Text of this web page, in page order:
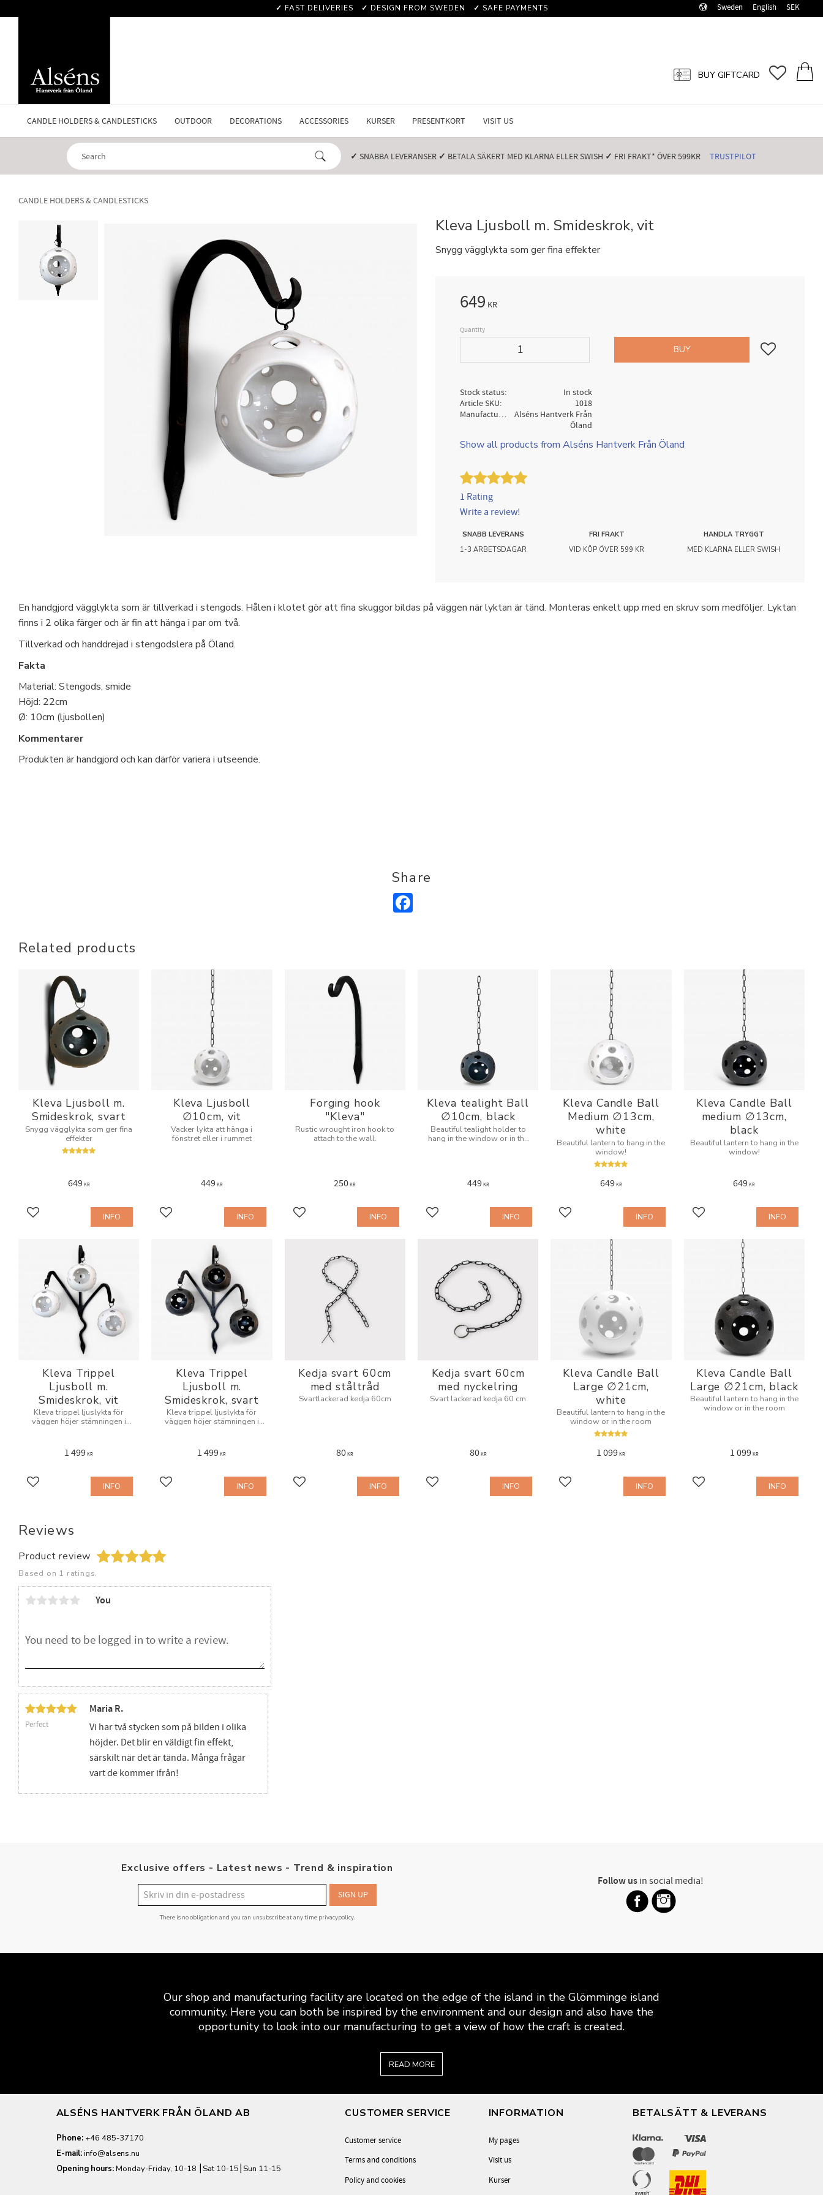
✓ FAST DELIVERIES ✓ DESIGN FROM SWEDEN ✓ SAFE PAYMENTS Sweden English SEK
CANDLE HOLDERS & CANDLESTICKS OUTDOOR DECORATIONS ACCESSORIES KURSER PRESENTKORT VISIT US
BUY GIFTCARD
✓ SNABBA LEVERANSER️ ✓ BETALA SÄKERT MED KLARNA ELLER SWISH️ ✓ FRI FRAKT* ÖVER 599KR️ TRUSTPILOT
CANDLE HOLDERS & CANDLESTICKS
Kleva Ljusboll m. Smideskrok, vit
Snygg vägglykta som ger fina effekter
649 KR
Quantity
BUY Add to favorites
Stock status
In stock
Article SKU
1018
Manufacturer
Alséns Hantverk Från
Öland
Show all products from Alséns Hantverk Från Öland
1 Rating
Write a review!
SNABB LEVERANS
1-3 ARBETSDAGAR
FRI FRAKT
VID KÖP ÖVER 599 KR
HANDLA TRYGGT
MED KLARNA ELLER SWISH
En handgjord vägglykta som är tillverkad i stengods. Hålen i klotet gör att fina skuggor bildas på väggen när lyktan är tänd. Monteras enkelt upp med en skruv som medföljer. Lyktan
finns i 2 olika färger och är fin att hänga i par om två.
Tillverkad och handdrejad i stengodslera på Öland.
Fakta
Material: Stengods, smide
Höjd: 22cm
Ø: 10cm (ljusbollen)
Kommentarer
Produkten är handgjord och kan därför variera i utseende.
Share
Reviews
Product review
Based on 1 ratings.
You
Perfect
Maria R.
Vi har två stycken som på bilden i olika
höjder. Det blir en väldigt fin effekt,
särskilt när det är tända. Många frågar
vart de kommer ifrån!
Related products
Kleva Ljusboll m.
Smideskrok, svart
Snygg vägglykta som ger fina
effekter
649KR
Add to favorites INFO
Kleva Ljusboll
∅10cm, vit
Vacker lykta att hänga i
fönstret eller i rummet
449KR
Add to favorites INFO
Forging hook
"Kleva"
Rustic wrought iron hook to
attach to the wall.
250KR
Add to favorites INFO
Kleva tealight Ball
∅10cm, black
Beautiful tealight holder to
hang in the window or in the
449KR
Add to favorites INFO
Kleva Candle Ball
Medium ∅13cm,
white
Beautiful lantern to hang in the
window!
649KR
Add to favorites INFO
Kleva Candle Ball
medium ∅13cm,
black
Beautiful lantern to hang in the
window!
649KR
Add to favorites INFO
Kleva Trippel
Ljusboll m.
Smideskrok, vit
Kleva trippel ljuslykta för
väggen höjer stämningen i
1 499KR
Add to favorites INFO
Kleva Trippel
Ljusboll m.
Smideskrok, svart
Kleva trippel ljuslykta för
väggen höjer stämningen i
1 499KR
Add to favorites INFO
Kedja svart 60cm
med ståltråd
Svartlackerad kedja 60cm
80KR
Add to favorites INFO
Kedja svart 60cm
med nyckelring
Svart lackerad kedja 60 cm
80KR
Add to favorites INFO
Kleva Candle Ball
Large ∅21cm,
white
Beautiful lantern to hang in the
window or in the room
1 099KR
Add to favorites INFO
Kleva Candle Ball
Large ∅21cm, black
Beautiful lantern to hang in the
window or in the room
1 099KR
Add to favorites INFO
Exclusive offers - Latest news - Trend & inspiration
SIGN UP
There is no obligation and you can unsubscribe at any time privacypolicy.
Follow usin social media!
Our shop and manufacturing facility are located on the edge of the island in the Glömminge island
community. Here you can both be inspired by the environment and our design and also have the
opportunity to look into our manufacturing to get a view of how the craft is created.
READ MORE
ALSÉNS HANTVERK FRÅN ÖLAND AB
Phone:+46 485-37170
E-mail:info@alsens.nu
Opening hours:Monday-Friday, 10-18 ⎮Sat 10-15⎮Sun 11-15
CUSTOMER SERVICE
Customer service
Terms and conditions
Policy and cookies
INFORMATION
My pages
Visit us
Kurser
BETALSÄTT & LEVERANS